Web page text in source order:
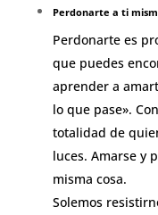
Perdonarte a ti
Perdonarte es
que puedes
aprender a
lo que pase».
totalidad de
luces. Amarse y
misma cosa.
Solemos